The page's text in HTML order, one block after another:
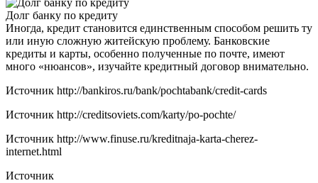
Долг банку по кредиту
Иногда, кредит становится единственным способом решить ту
или иную сложную житейскую проблему. Банковские
кредиты и карты, особенно полученные по почте, имеют
много «нюансов», изучайте кредитный договор внимательно.
Источник http://bankiros.ru/bank/pochtabank/credit-cards
Источник http://creditsoviets.com/karty/po-pochte/
Источник http://www.finuse.ru/kreditnaja-karta-cherez-
internet.html
Источник